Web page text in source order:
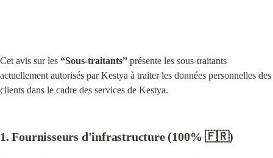
Cet avis sur les “Sous-traitants” présente les sous-traitants
actuellement autorisés par Kestya à traiter les données personnelles des
clients dans le cadre des services de Kestya.
1. Fournisseurs d'infrastructure (100% 🇫🇷)